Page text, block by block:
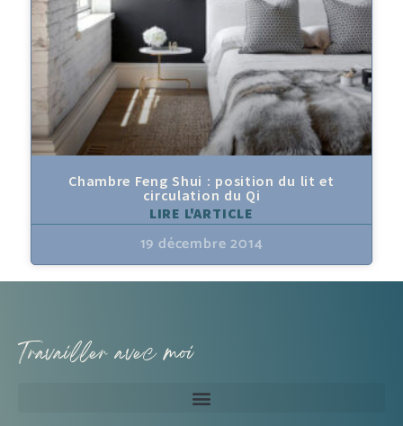
Chambre Feng Shui : position du lit et
circulation du Qi
LIRE L'ARTICLE
19 décembre 2014
Travailler avec moi